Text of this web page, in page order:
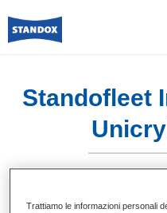
Standofleet
Trattiamo le informazioni personali